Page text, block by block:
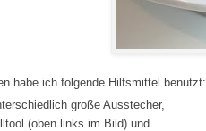
habe ich folgende Hilfsmittel benutzt:
große Ausstecher,
(oben links im Bild) und